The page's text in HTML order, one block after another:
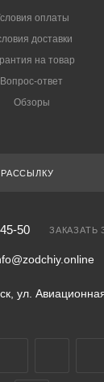
оплаты
доставки
на товар
Вопрос-ответ
Обзоры
50 ЗАКАЗАТЬ
ул.